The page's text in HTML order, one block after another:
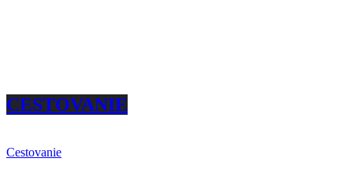
CESTOVANIE
Cestovanie